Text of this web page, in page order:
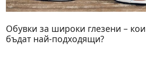
Обувки за широки глезени –
бъдат най-подходящи?